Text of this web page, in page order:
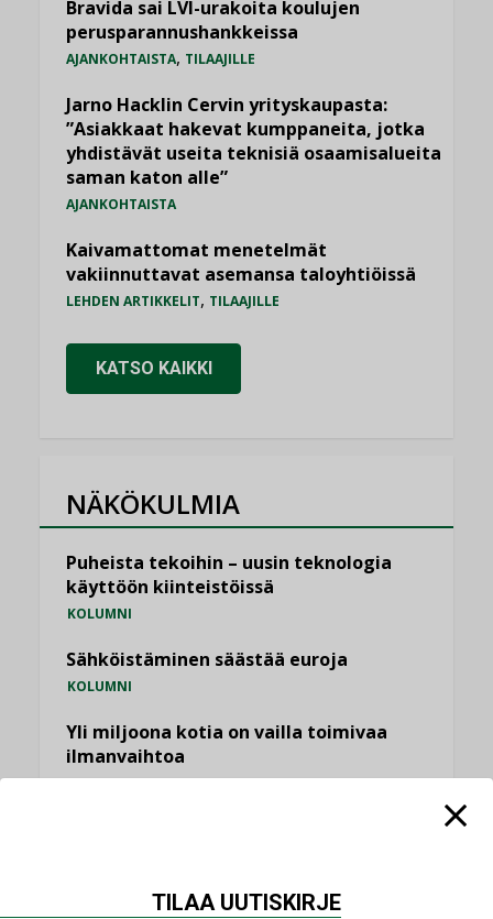
Bravida sai LVI-urakoita koulujen
perusparannushankkeissa
AJANKOHTAISTA, TILAAJILLE
Jarno Hacklin Cervin yrityskaupasta:
”Asiakkaat hakevat kumppaneita, jotka
yhdistävät useita teknisiä osaamisalueita
saman katon alle”
AJANKOHTAISTA
Kaivamattomat menetelmät
vakiinnuttavat asemansa taloyhtiöissä
LEHDEN ARTIKKELIT, TILAAJILLE
KATSO KAIKKI
NÄKÖKULMIA
Puheista tekoihin – uusin teknologia
käyttöön kiinteistöissä
KOLUMNI
Sähköistäminen säästää euroja
KOLUMNI
Yli miljoona kotia on vailla toimivaa
ilmanvaihtoa
KOLUMNI
TILAA UUTISKIRJE